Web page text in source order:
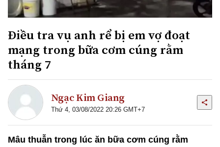
Điều tra vụ anh rể bị em vợ đoạt
mạng trong bữa cơm cúng rằm
tháng 7
Ngạc Kim Giang
Thứ 4, 03/08/2022 20:26 GMT+7
Mâu thuẫn trong lúc ăn bữa cơm cúng rằm